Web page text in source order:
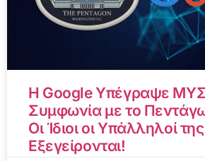
Η Google Υπέγραψε
Συμφωνία με το
Οι Ίδιοι οι Υπάλληλοί της
Εξεγείρονται!